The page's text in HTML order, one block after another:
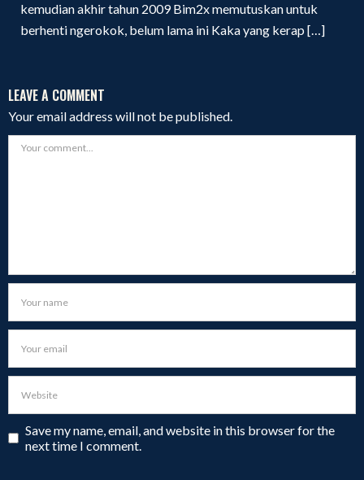
kemudian akhir tahun 2009 Bim2x memutuskan untuk
berhenti ngerokok, belum lama ini Kaka yang kerap […]
LEAVE A COMMENT
Your email address will not be published.
Save my name, email, and website in this browser for the
next time I comment.